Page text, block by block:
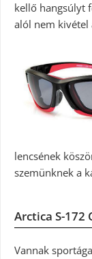
kellő hangsúlyt
alól nem kivétel
lencsének
szemünknek a
Arctica S-172
Vannak